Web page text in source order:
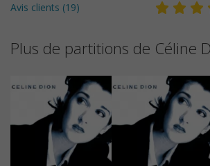
Avis clients (19)
Plus de partitions de Céline